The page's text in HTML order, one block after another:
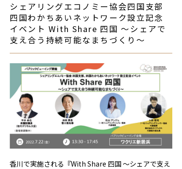
シェアリングエコノミー協会四国支部
四国わかちあいネットワーク設立記念
イベント With Share 四国 ～シェアで
支え合う持続可能なまちづくり～
香川で実施される『With Share 四国 〜シェアで支え